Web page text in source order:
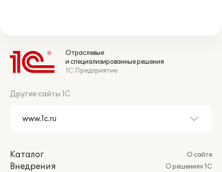
Отраслевые
и специализированные решения
1С:Предприятие
Другие сайты 1С
Каталог
Внедрения
О сайте
О решениях 1С